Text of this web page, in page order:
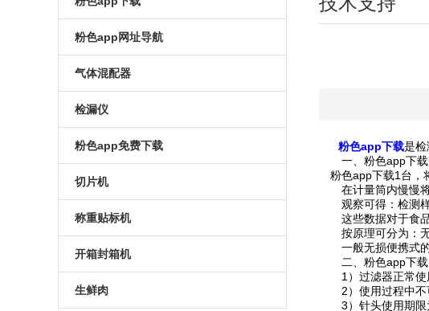
气调包装分析仪
安瓿瓶粉色app下载
西林瓶粉色app下载
荧光法粉色app下载
食品粉色app下载
便携式粉色app下载
进口粉色app下载
药品粉色app下载
粉色app网址导航
膜康分析仪
台式顶空气体分析仪
无损粉色app网址导航
荧光法粉色app网址导航
在线粉色app网址导航
食品包装粉色app网址导航
药品包装粉色app网址导航
气体混配器
气调包装气体混配器
机械旋钮式气体混配器
数字式气体混配器
食品包装气体混配器
检漏仪
透湿仪
透过率测试仪
在线检漏仪
包装检漏仪
无损包装检漏仪
粉色app免费下载
预制菜食品粉色app免费下载
气调粉色app免费下载
真空贴体粉色app免费下载
真空粉色app免费下载
切片机
全自动切片机
手动切片机
称重贴标机
入门级称重贴标机
高性能称重贴标机
开箱封箱机
套袋机
生鲜肉
粉色app下载是检
一、粉色app下载
粉色app下载1台
在计量筒内慢慢将水
观察可得：检测样
这些数据对于食品
按原理可分为：无
一般无损便携式的粉
二、粉色app下载
1）过滤器正常使用
2）使用过程中不可
3）针头使用期限为1年